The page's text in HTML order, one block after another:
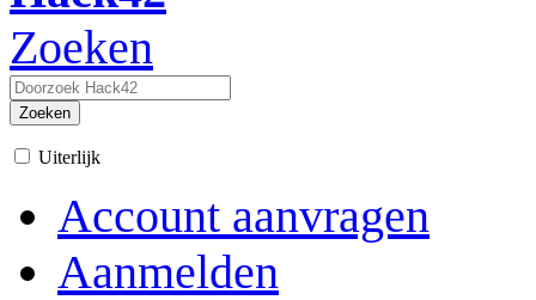
Zoeken
Zoeken
Uiterlijk
Account aanvragen
Aanmelden